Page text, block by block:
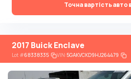
Точна вартість авто
2017 Buick Enclave
Lot#68338335 VIN:5GAKVCKD9HJ264479